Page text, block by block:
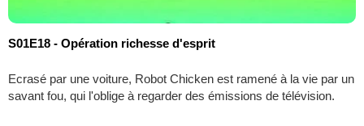
S01E18 - Opération richesse d'esprit
Ecrasé par une voiture, Robot Chicken est ramené à la vie par un
savant fou, qui l'oblige à regarder des émissions de télévision.